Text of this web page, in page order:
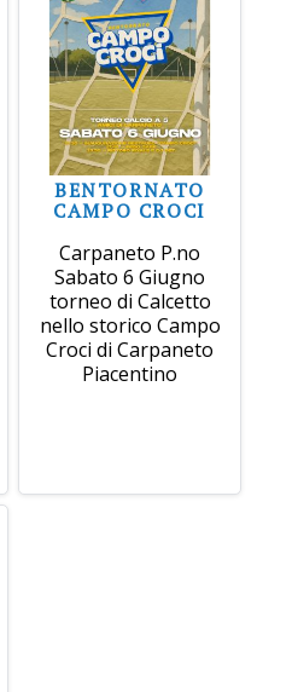
BENTORNATO
CAMPO CROCI
Carpaneto P.no
Sabato 6 Giugno
torneo di Calcetto
nello storico Campo
Croci di Carpaneto
Piacentino